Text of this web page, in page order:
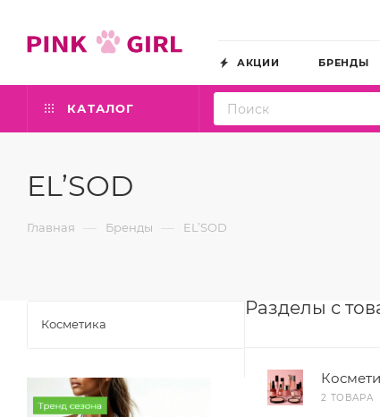
АКЦИИ БРЕНДЫ
КАТАЛОГ
EL’SOD
Главная — Бренды — EL’SOD
Разделы с
2 ТОВАРА
Косметика